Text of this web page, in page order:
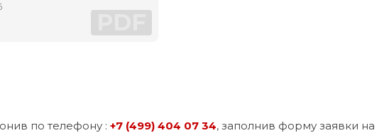
по телефону : +7 (499) 404 07 34, заполнив форму заявки на